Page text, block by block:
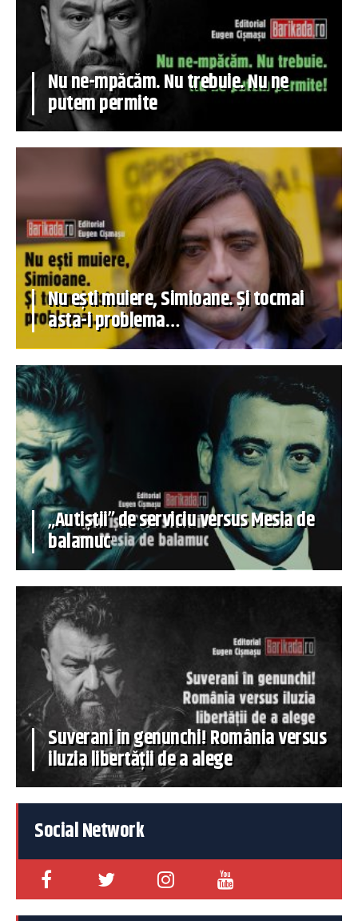
Nu ne-mpăcăm. Nu trebuie. Nu ne
putem permite
Nu ești muiere, Simioane. Și tocmai
asta-i problema…
„Autiștii” de serviciu versus Mesia de
balamuc
Suverani în genunchi! România versus
iluzia libertății de a alege
Social Network